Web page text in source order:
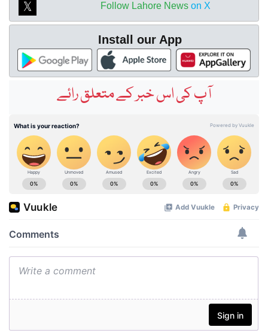
Follow Lahore News on X
Install our App
آپ کی اس خبر کے متعلق رائے